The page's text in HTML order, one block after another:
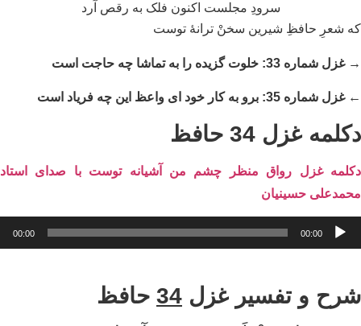
سرودِ مجلست اکنون فلک به رقص آرد
شعرِ حافظِ شیرین سخنْ ترانهٔ توست
33: خلوت گزیده را به تماشا چه حاجت است
35: برو به کار خود ای واعظ این چه فریاد است
غزل 34 حافظ
غزل رواق منظر چشم من آشیانه توست با صدای استاد
حسینیان
00:00
00:00
و تفسیر غزل 34حافظ